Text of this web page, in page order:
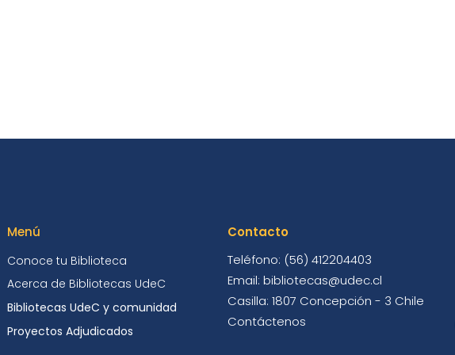
Menú
Conoce tu Biblioteca
Acerca de Bibliotecas UdeC
Bibliotecas UdeC y comunidad
Proyectos Adjudicados
Contacto
Teléfono: (56) 412204403
Email: bibliotecas@udec.cl
Casilla: 1807 Concepción - 3 Chile
Contáctenos